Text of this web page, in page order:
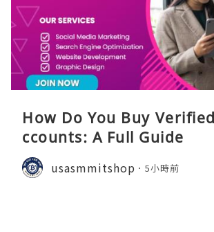
How Do You Buy
ccounts: A Full Guide
usasmmitshop 5小時前